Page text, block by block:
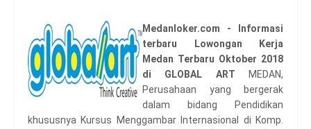
Medanloker.com - Informasi
terbaru Lowongan Kerja
Medan Terbaru Oktober 2018
di GLOBAL ART
MEDAN,
Perusahaan yang bergerak
dalam bidang Pendidikan
khususnya Kursus Menggambar Internasional di Komp.